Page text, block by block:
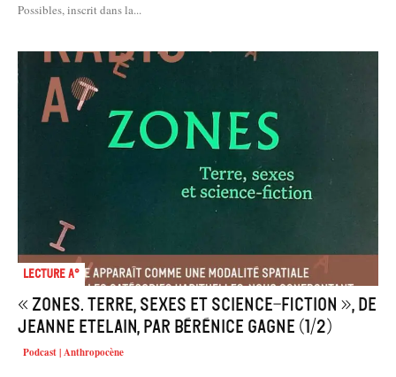
Possibles, inscrit dans la...
Lecture A°
« Zones. Terre, sexes et science-fiction », de
Jeanne Etelain, par Bérénice Gagne (1/2)
Podcast | Anthropocène